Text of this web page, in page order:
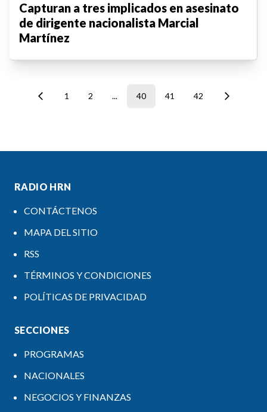
Capturan a tres implicados en asesinato
de dirigente nacionalista Marcial
Martínez
1 2 ... 40 41 42
RADIO HRN
CONTÁCTENOS
MAPA DEL SITIO
RSS
TÉRMINOS Y CONDICIONES
POLÍTICAS DE PRIVACIDAD
SECCIONES
PROGRAMAS
NACIONALES
NEGOCIOS Y FINANZAS